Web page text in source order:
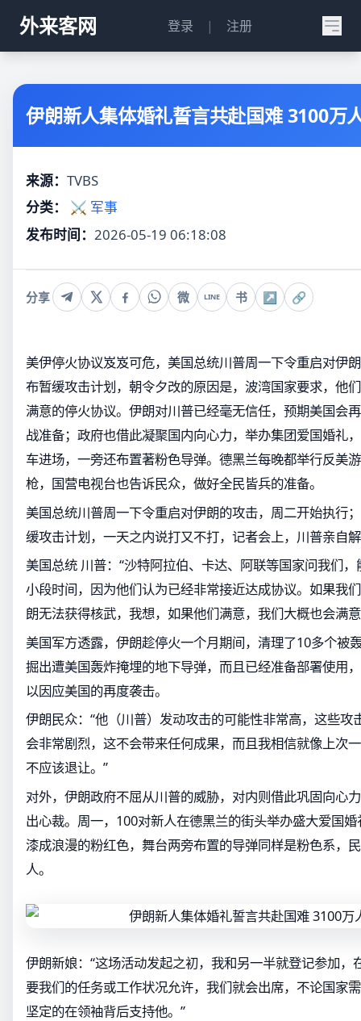
外来客网 登录 | 注册
伊朗新人集体婚礼誓言共赴国难 3100万
来源： TVBS
分类：
⚔️ 军事
发布时间： 2026-05-19 06:18:08
分享 微 LINE 书 ↗ 🔗
美伊停火协议岌岌可危，美国总统川普周一下令重启对伊
布暂缓攻击计划，朝令夕改的原因是，波湾国家要求，他
满意的停火协议。伊朗对川普已经毫无信任，预期美国会
战准备；政府也借此凝聚国内向心力，举办集团爱国婚礼
车进场，一旁还布置著粉色导弹。德黑兰每晚都举行反美
枪，国营电视台也告诉民众，做好全民皆兵的准备。
美国总统川普周一下令重启对伊朗的攻击，周二开始执行
缓攻击计划，一天之内说打又不打，记者会上，川普亲自
美国总统 川普：“沙特阿拉伯、卡达、阿联等国家问我们
小段时间，因为他们认为已经非常接近达成协议。如果我
朗无法获得核武，我想，如果他们满意，我们大概也会满
美国军方透露，伊朗趁停火一个月期间，清理了10多个被
掘出遭美国轰炸掩埋的地下导弹，而且已经准备部署使用
以因应美国的再度袭击。
伊朗民众：“他（川普）发动攻击的可能性非常高，这些攻
会非常剧烈，这不会带来任何成果，而且我相信就像上次
不应该退让。”
对外，伊朗政府不屈从川普的威胁，对内则借此巩固向心
出心裁。周一，100对新人在德黑兰的街头举办盛大爱国
漆成浪漫的粉红色，舞台两旁布置的导弹同样是粉色系，
人。
伊朗新娘：“这场活动发起之初，我和另一半就登记参加，
要我们的任务或工作状况允许，我们就会出席，不论国家
坚定的在领袖背后支持他。”